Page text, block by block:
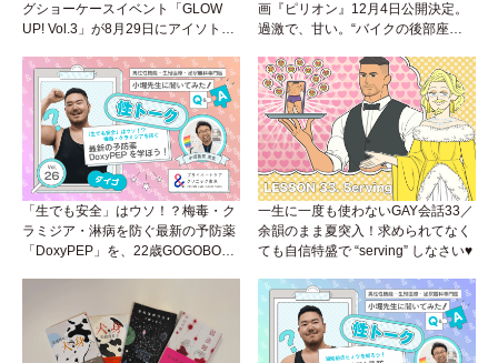
グショーケースイベント「GLOW
UP! Vol.3」が8月29日にアイソトー
画『ピリオン』12月4日公開決定。
過激で、甘い。“バイクの後部座
「生でも安全」はウソ！？梅毒・ク
ラミジア・淋病を防ぐ最新の予防薬
「DoxyPEP」を、22歳GOGOBOY
（Vol.26）
一生に一度も使わないGAY会話33／
余韻のまま夏突入！求められてなく
ても自信特盛で “serving” しなさい♥